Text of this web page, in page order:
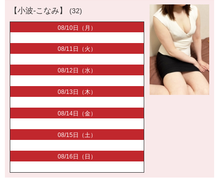
【小波-こなみ】 (32)
08/10日（月）
08/11日（火）
08/12日（水）
08/13日（木）
08/14日（金）
08/15日（土）
08/16日（日）